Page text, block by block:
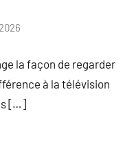
la façon de regarder
à la télévision
[…]